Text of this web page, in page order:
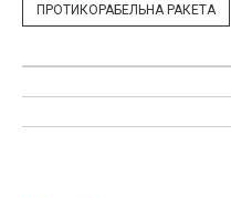
ПРОТИКОРАБЕЛЬНА РАКЕТА